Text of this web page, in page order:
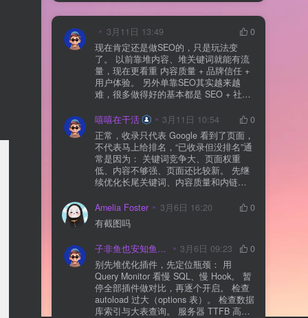
3月11日 13:49
0
现在肯定还是做SEO的，只是玩法变
了。 以前靠堆内容、堆关键词就能有流
量，现在更看重 内容质量 + 品牌信任 +
用户体验。 另外单靠SEO其实越来越
难，很多做得好的基本都是 SEO + 社媒
质还是一个长期获客渠道，但不能再当
成唯一渠道了。
嘻嘻在干活 3月11日 10:54
0
正常，收录只代表 Google 看到了页面，
不代表马上给排名，“已收录但没排名”通
常是因为： 关键词竞争大、页面权重
低、内容不够强、页面还比较新。 先继
续优化长尾关键词、内容质量和内链，
Amelia Foster
3月6日 16:20
0
有截图吗
子非鱼也安知鱼之乐 3月6日 09:23
0
别先堆优化插件，先定位瓶颈： 用
Query Monitor 看慢 SQL、慢 Hook。 暂
停全部插件做对比，再逐个开启。 检查
autoload 过大（options 表）。 检查数据
库索引与大表查询。 服务器 TTFB 高就